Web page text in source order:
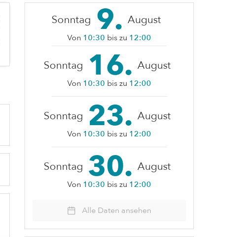
Sonntag 9. August
Von 10:30 bis zu 12:00
Sonntag 16. August
Von 10:30 bis zu 12:00
Sonntag 23. August
Von 10:30 bis zu 12:00
Sonntag 30. August
Von 10:30 bis zu 12:00
Alle Daten ansehen